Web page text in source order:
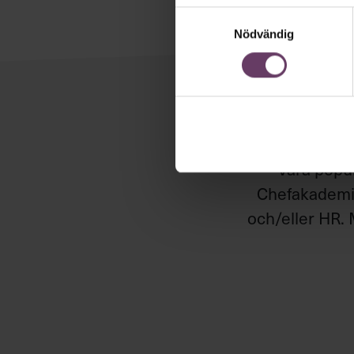
Nödvändig
Håll
Våra
och/eller HR.